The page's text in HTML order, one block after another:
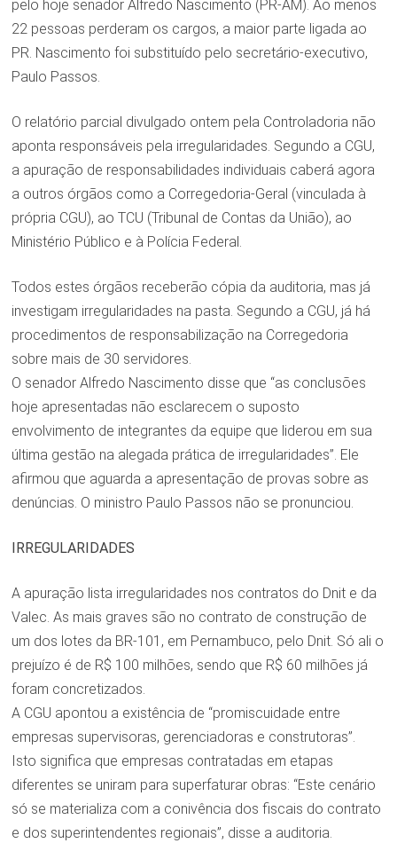
pelo hoje senador Alfredo Nascimento (PR-AM). Ao menos
22 pessoas perderam os cargos, a maior parte ligada ao
PR. Nascimento foi substituído pelo secretário-executivo,
Paulo Passos.
O relatório parcial divulgado ontem pela Controladoria não
aponta responsáveis pela irregularidades. Segundo a CGU,
a apuração de responsabilidades individuais caberá agora
a outros órgãos como a Corregedoria-Geral (vinculada à
própria CGU), ao TCU (Tribunal de Contas da União), ao
Ministério Público e à Polícia Federal.
Todos estes órgãos receberão cópia da auditoria, mas já
investigam irregularidades na pasta. Segundo a CGU, já há
procedimentos de responsabilização na Corregedoria
sobre mais de 30 servidores.
O senador Alfredo Nascimento disse que “as conclusões
hoje apresentadas não esclarecem o suposto
envolvimento de integrantes da equipe que liderou em sua
última gestão na alegada prática de irregularidades”. Ele
afirmou que aguarda a apresentação de provas sobre as
denúncias. O ministro Paulo Passos não se pronunciou.
IRREGULARIDADES
A apuração lista irregularidades nos contratos do Dnit e da
Valec. As mais graves são no contrato de construção de
um dos lotes da BR-101, em Pernambuco, pelo Dnit. Só ali o
prejuízo é de R$ 100 milhões, sendo que R$ 60 milhões já
foram concretizados.
A CGU apontou a existência de “promiscuidade entre
empresas supervisoras, gerenciadoras e construtoras”.
Isto significa que empresas contratadas em etapas
diferentes se uniram para superfaturar obras: “Este cenário
só se materializa com a conivência dos fiscais do contrato
e dos superintendentes regionais”, disse a auditoria.